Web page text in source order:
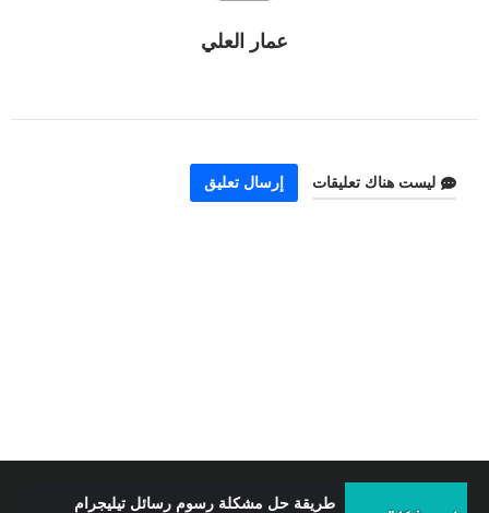
عمار العلي
ليست هناك تعليقات إرسال تعليق
الربح من الإنترنت عبر استخدام طريقة جديدة و